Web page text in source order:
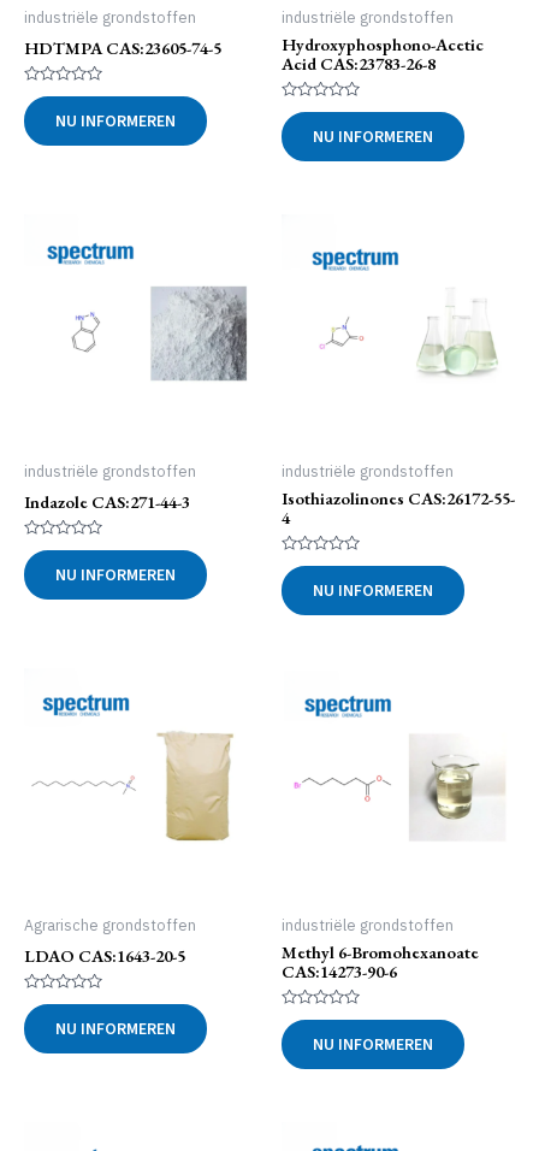
industriële grondstoffen
HDTMPA CAS:23605-74-5
Gewaardeerd
0
uit
5
NU INFORMEREN
industriële grondstoffen
Hydroxyphosphono-Acetic
Acid CAS:23783-26-8
Gewaardeerd
0
uit
5
NU INFORMEREN
industriële grondstoffen
Indazole CAS:271-44-3
Gewaardeerd
0
uit
5
NU INFORMEREN
industriële grondstoffen
Isothiazolinones CAS:26172-55-
4
Gewaardeerd
0
uit
5
NU INFORMEREN
Agrarische grondstoffen
LDAO CAS:1643-20-5
Gewaardeerd
0
uit
5
NU INFORMEREN
industriële grondstoffen
Methyl 6-Bromohexanoate
CAS:14273-90-6
Gewaardeerd
0
uit
5
NU INFORMEREN